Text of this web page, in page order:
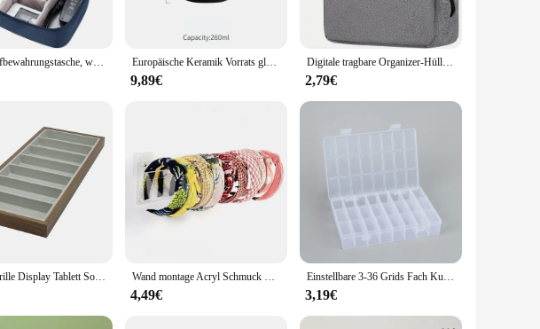
it an ideal choice for maximising space in tight areas, such as under desks, in
to kitchen utensils, without taking up excessive space. Its adaptability to different
their inventory management. Its wholesale and vendor pricing make it an
robust design ensures that it can withstand the rigors of daily use, making it a
Kabel-Aufbewahrungstasche, wasserdicht, digital, elektronisch, Organizer, tragbar, USB, Datenleitung, Ladegerät, Stecker, Aufbewahrungstasche, Reise-Kabel-Organizer Europäische Keramik Vorrats glas Kanister minimalist ischen Stil Küche versiegelt Getreide Spender nach Hause Kaffee Tee Zucker behälter Veranstalter
9,89€
Digitale tragbare Organizer-Hülle für Kopfhörer, Reiseschrank, Aufbewahrungstasche, Reißverschluss, Zubehör, Ladegerät, Datenkabel, USB-Tasche
2,79€
7 Gitter Brille Display Tablett Sonnenbrille Halskette Rack Organizer Stand halter Aufbewahrung sbox für Verkaufs theke nach Hause Wand montage Acryl Schmuck Display Veranstalter Haarband Display Lager regal einfache Klebe stempel Installation Stirnband Rack
4,49€
Einstellbare 3-36 Grids Fach Kunststoff Lagerung Box Schmuck Ohrring Perle Schraube Halter Fall Display Organizer Container
3,19€